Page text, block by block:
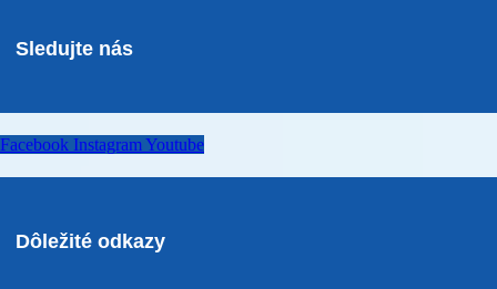
Sledujte nás
Facebook InstagramYoutube
Dôležité odkazy